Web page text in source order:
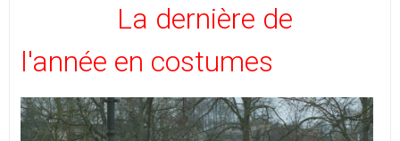
La dernière de
l'année en costumes